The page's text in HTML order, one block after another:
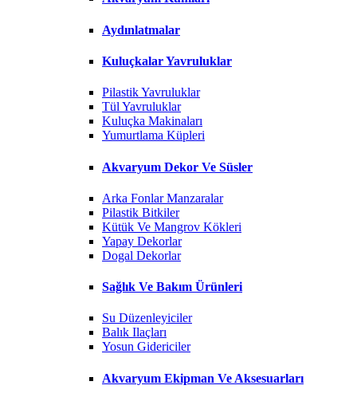
Aydınlatmalar
Kuluçkalar Yavruluklar
Pilastik Yavruluklar
Tül Yavruluklar
Kuluçka Makinaları
Yumurtlama Küpleri
Akvaryum Dekor Ve Süsler
Arka Fonlar Manzaralar
Pilastik Bitkiler
Kütük Ve Mangrov Kökleri
Yapay Dekorlar
Dogal Dekorlar
Sağlık Ve Bakım Ürünleri
Su Düzenleyiciler
Balık Ilaçları
Yosun Gidericiler
Akvaryum Ekipman Ve Aksesuarları